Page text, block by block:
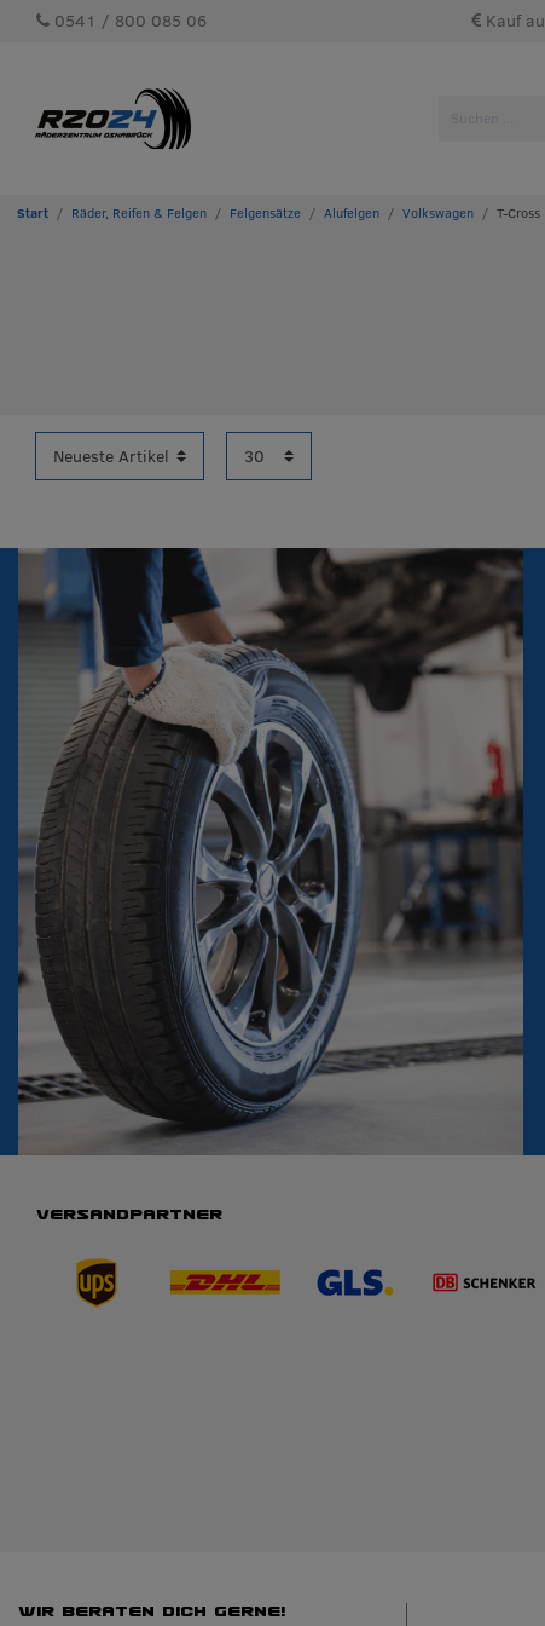
0541 / 800 085 06 Kauf
Räder, Reifen & Felgen Felgensätze Alufelgen Volkswagen T-Cross
VERSANDPARTNER
WIR BERATEN DICH GERNE!